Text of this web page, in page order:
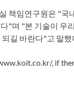
책임연구원은 "
"며 "본 기술이 우
길 바란다"고 말했
, if